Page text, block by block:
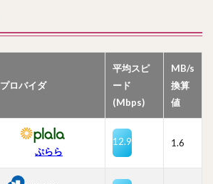
プロバイダ
平均スピ
ード
(Mbps)
MB/s
換算
値
ぷらら
12.9 1.6